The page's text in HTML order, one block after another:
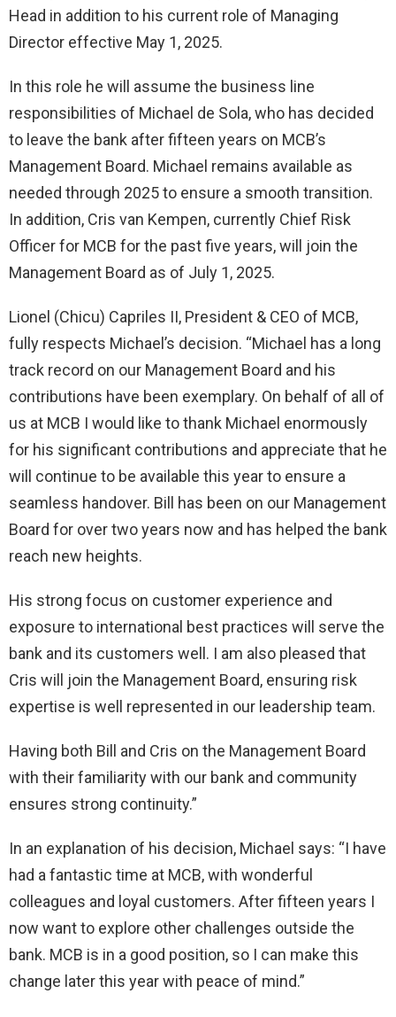
Head in addition to his current role of Managing
Director effective May 1, 2025.
In this role he will assume the business line
responsibilities of Michael de Sola, who has decided
to leave the bank after fifteen years on MCB’s
Management Board. Michael remains available as
needed through 2025 to ensure a smooth transition.
In addition, Cris van Kempen, currently Chief Risk
Officer for MCB for the past five years, will join the
Management Board as of July 1, 2025.
Lionel (Chicu) Capriles II, President & CEO of MCB,
fully respects Michael’s decision. “Michael has a long
track record on our Management Board and his
contributions have been exemplary. On behalf of all of
us at MCB I would like to thank Michael enormously
for his significant contributions and appreciate that he
will continue to be available this year to ensure a
seamless handover. Bill has been on our Management
Board for over two years now and has helped the bank
reach new heights.
His strong focus on customer experience and
exposure to international best practices will serve the
bank and its customers well. I am also pleased that
Cris will join the Management Board, ensuring risk
expertise is well represented in our leadership team.
Having both Bill and Cris on the Management Board
with their familiarity with our bank and community
ensures strong continuity.”
In an explanation of his decision, Michael says: “I have
had a fantastic time at MCB, with wonderful
colleagues and loyal customers. After fifteen years I
now want to explore other challenges outside the
bank. MCB is in a good position, so I can make this
change later this year with peace of mind.”